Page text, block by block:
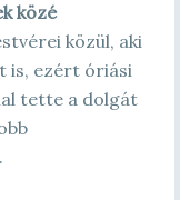
közé
közül, aki
is, ezért óriási
tette a dolgát